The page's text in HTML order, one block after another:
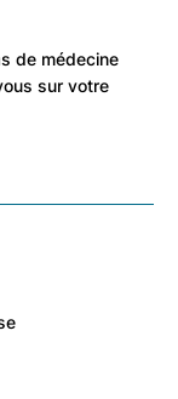
de médecine
sur votre